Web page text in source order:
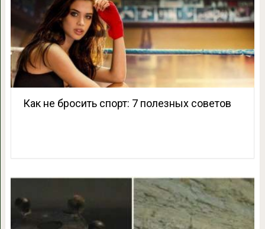
Как не бросить спорт: 7 полезных советов